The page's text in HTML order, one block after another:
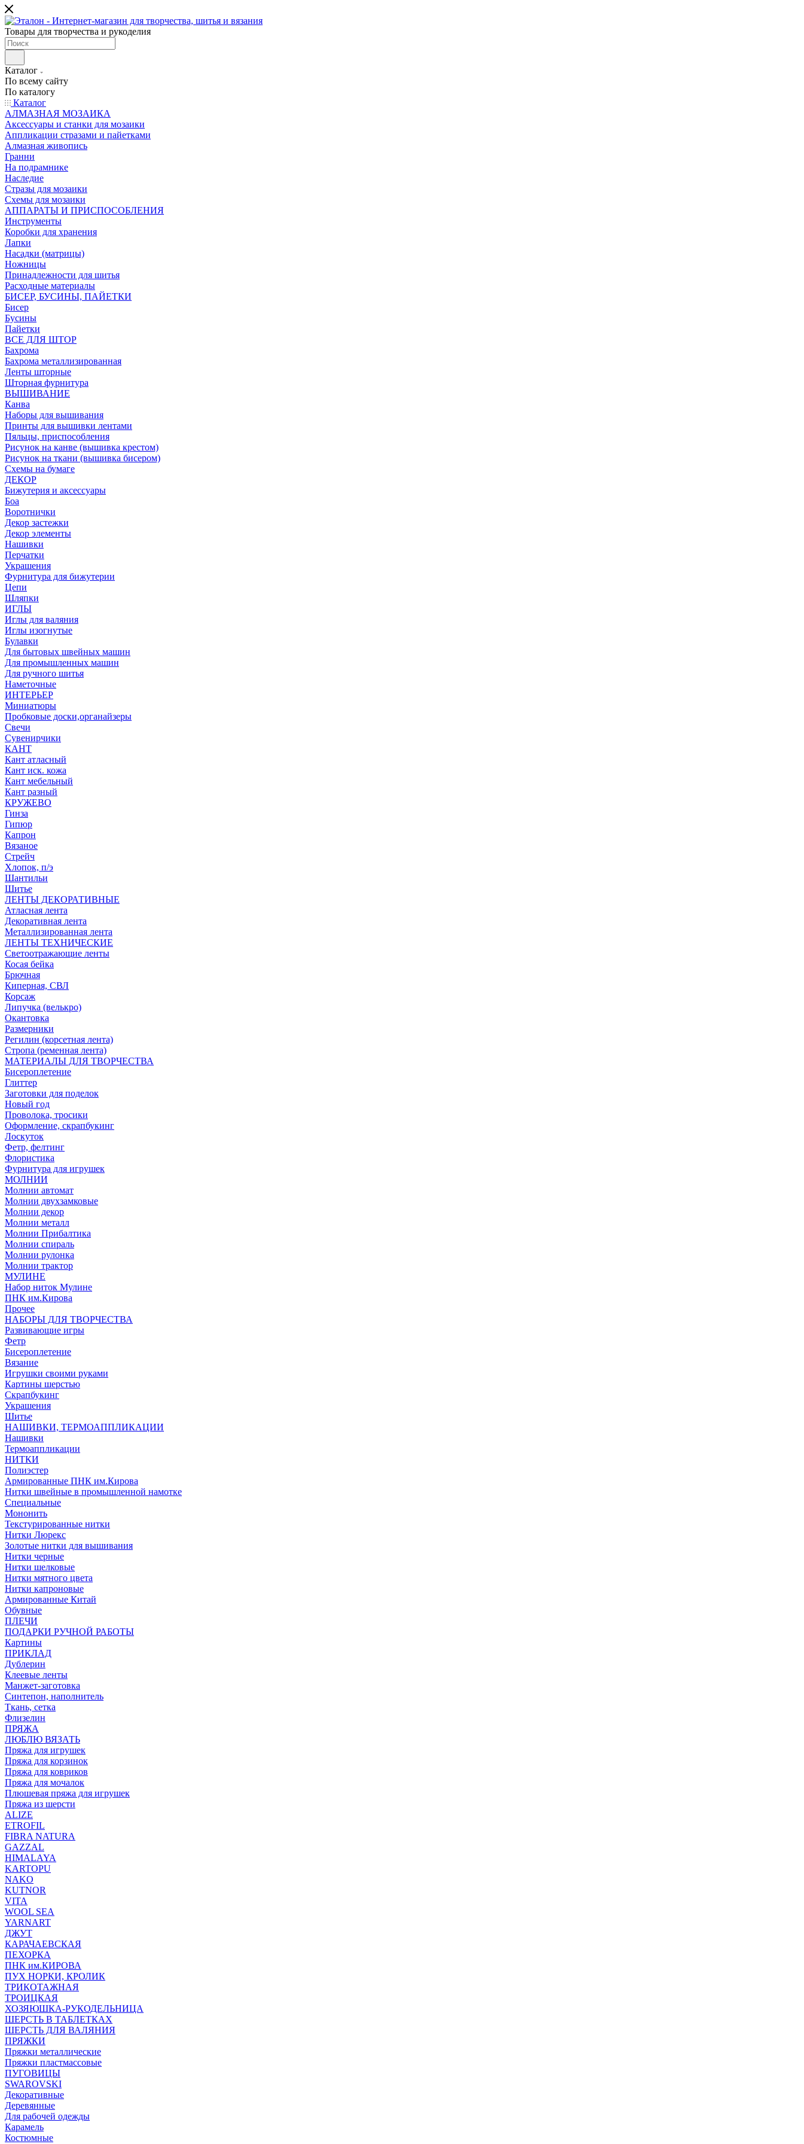
Товары для творчества и рукоделия
Каталог
По всему сайту
По каталогу
Каталог
АЛМАЗНАЯ МОЗАИКА
Аксессуары и станки для мозаики
Аппликации стразами и пайетками
Алмазная живопись
Гранни
На подрамнике
Наследие
Стразы для мозаики
Схемы для мозаики
АППАРАТЫ И ПРИСПОСОБЛЕНИЯ
Инструменты
Коробки для хранения
Лапки
Насадки (матрицы)
Ножницы
Принадлежности для шитья
Расходные материалы
БИСЕР, БУСИНЫ, ПАЙЕТКИ
Бисер
Бусины
Пайетки
ВСЕ ДЛЯ ШТОР
Бахрома
Бахрома металлизированная
Ленты шторные
Шторная фурнитура
ВЫШИВАНИЕ
Канва
Наборы для вышивания
Принты для вышивки лентами
Пяльцы, приспособления
Рисунок на канве (вышивка крестом)
Рисунок на ткани (вышивка бисером)
Схемы на бумаге
ДЕКОР
Бижутерия и аксессуары
Боа
Воротнички
Декор застежки
Декор элементы
Нашивки
Перчатки
Украшения
Фурнитура для бижутерии
Цепи
Шляпки
ИГЛЫ
Иглы для валяния
Иглы изогнутые
Булавки
Для бытовых швейных машин
Для промышленных машин
Для ручного шитья
Наметочные
ИНТЕРЬЕР
Миниатюры
Пробковые доски,органайзеры
Свечи
Сувенирчики
КАНТ
Кант атласный
Кант иск. кожа
Кант мебельный
Кант разный
КРУЖЕВО
Гинза
Гипюр
Капрон
Вязаное
Стрейч
Хлопок, п/э
Шантильи
Шитье
ЛЕНТЫ ДЕКОРАТИВНЫЕ
Атласная лента
Декоративная лента
Металлизированная лента
ЛЕНТЫ ТЕХНИЧЕСКИЕ
Светоотражающие ленты
Косая бейка
Брючная
Киперная, СВЛ
Корсаж
Липучка (велькро)
Окантовка
Размерники
Регилин (корсетная лента)
Стропа (ременная лента)
МАТЕРИАЛЫ ДЛЯ ТВОРЧЕСТВА
Бисероплетение
Глиттер
Заготовки для поделок
Новый год
Проволока, тросики
Оформление, скрапбукинг
Лоскуток
Фетр, фелтинг
Флористика
Фурнитура для игрушек
МОЛНИИ
Молнии автомат
Молнии двухзамковые
Молнии декор
Молнии металл
Молнии Прибалтика
Молнии спираль
Молнии рулонка
Молнии трактор
МУЛИНЕ
Набор ниток Мулине
ПНК им.Кирова
Прочее
НАБОРЫ ДЛЯ ТВОРЧЕСТВА
Развивающие игры
Фетр
Бисероплетение
Вязание
Игрушки своими руками
Картины шерстью
Скрапбукинг
Украшения
Шитье
НАШИВКИ, ТЕРМОАППЛИКАЦИИ
Нашивки
Термоаппликации
НИТКИ
Полиэстер
Армированные ПНК им.Кирова
Нитки швейные в промышленной намотке
Специальные
Мононить
Текстурированные нитки
Нитки Люрекс
Золотые нитки для вышивания
Нитки черные
Нитки шелковые
Нитки мятного цвета
Нитки капроновые
Армированные Китай
Обувные
ПЛЕЧИ
ПОДАРКИ РУЧНОЙ РАБОТЫ
Картины
ПРИКЛАД
Дублерин
Клеевые ленты
Манжет-заготовка
Синтепон, наполнитель
Ткань, сетка
Флизелин
ПРЯЖА
ЛЮБЛЮ ВЯЗАТЬ
Пряжа для игрушек
Пряжа для корзинок
Пряжа для ковриков
Пряжа для мочалок
Плюшевая пряжа для игрушек
Пряжа из шерсти
ALIZE
ETROFIL
FIBRA NATURA
GAZZAL
HIMALAYA
KARTOPU
NAKO
KUTNOR
VITA
WOOL SEA
YARNART
ДЖУТ
КАРАЧАЕВСКАЯ
ПЕХОРКА
ПНК им.КИРОВА
ПУХ НОРКИ, КРОЛИК
ТРИКОТАЖНАЯ
ТРОИЦКАЯ
ХОЗЯЮШКА-РУКОДЕЛЬНИЦА
ШЕРСТЬ В ТАБЛЕТКАХ
ШЕРСТЬ ДЛЯ ВАЛЯНИЯ
ПРЯЖКИ
Пряжки металлические
Пряжки пластмассовые
ПУГОВИЦЫ
SWAROVSKI
Декоративные
Деревянные
Для рабочей одежды
Карамель
Костюмные